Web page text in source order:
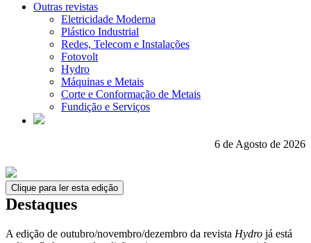
Outras revistas
Eletricidade Moderna
Plástico Industrial
Redes, Telecom e Instalações
Fotovolt
Hydro
Máquinas e Metais
Corte e Conformação de Metais
Fundição e Serviços
6 de Agosto de 2026
Clique para ler esta edição
Destaques
A edição de outubro/novembro/dezembro da revista Hydro já está